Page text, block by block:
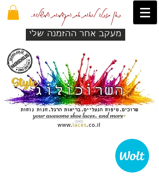
כאן תוכלו לראות את התקדמות המשלוח.
מעקב אחר ההזמנה שלי